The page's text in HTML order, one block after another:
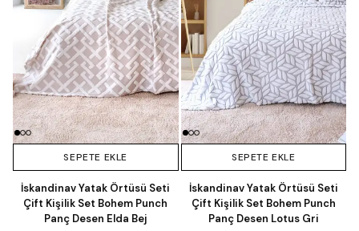
SEPETE EKLE
İskandinav Yatak Örtüsü Seti
Çift Kişilik Set Bohem Punch
Panç Desen Elda Bej
SEPETE EKLE
İskandinav Yatak Örtüsü Seti
Çift Kişilik Set Bohem Punch
Panç Desen Lotus Gri